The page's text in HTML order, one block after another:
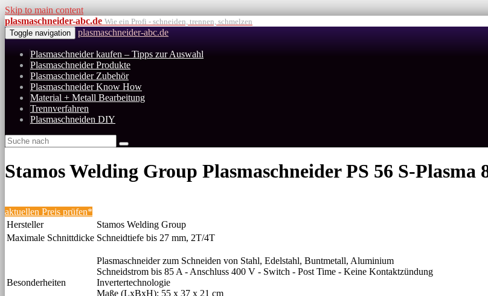
Skip to main content
plasmaschneider-abc.de Wie ein Profi - schneiden, trennen, schmelzen
Toggle navigation
plasmaschneider-abc.de
Plasmaschneider kaufen – Tipps zur Auswahl
Plasmaschneider Produkte
Plasmaschneider Zubehör
Plasmaschneider Know How
Material + Metall Bearbeitung
Trennverfahren
Plasmaschneiden DIY
Stamos Welding Group Plasmaschneider PS 56 S-
aktuellen Preis prüfen*
Hersteller
Stamos Welding Group
Maximale Schnittdicke Schneidtiefe bis 27 mm, 2T/4T
Besonderheiten
Plasmaschneider zum Schneiden von Stahl, Edelstahl, Buntmetall, Aluminium
Schneidstrom bis 85 A - Anschluss 400 V - Switch - Post Time - Keine Kontaktzündung
Invertertechnologie
Maße (LxBxH): 55 x 37 x 21 cm